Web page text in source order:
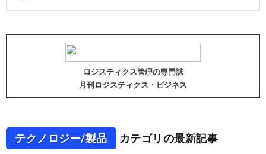
ロジスティクス管理の専門誌
月刊ロジスティクス・ビジネス
テクノロジー/製品 カテゴリの最新記事